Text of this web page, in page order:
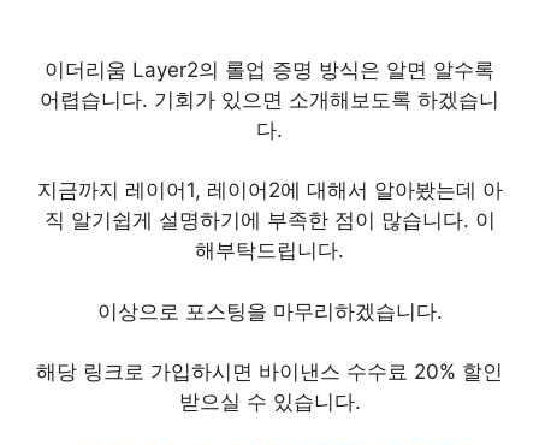
이더리움 Layer2의 롤업 증명 방식은 알면 알수록
어렵습니다. 기회가 있으면 소개해보도록 하겠습니
다.
지금까지 레이어1, 레이어2에 대해서 알아봤는데 아
직 알기쉽게 설명하기에 부족한 점이 많습니다. 이
해부탁드립니다.
이상으로 포스팅을 마무리하겠습니다.
해당 링크로 가입하시면 바이낸스 수수료 20% 할인
받으실 수 있습니다.